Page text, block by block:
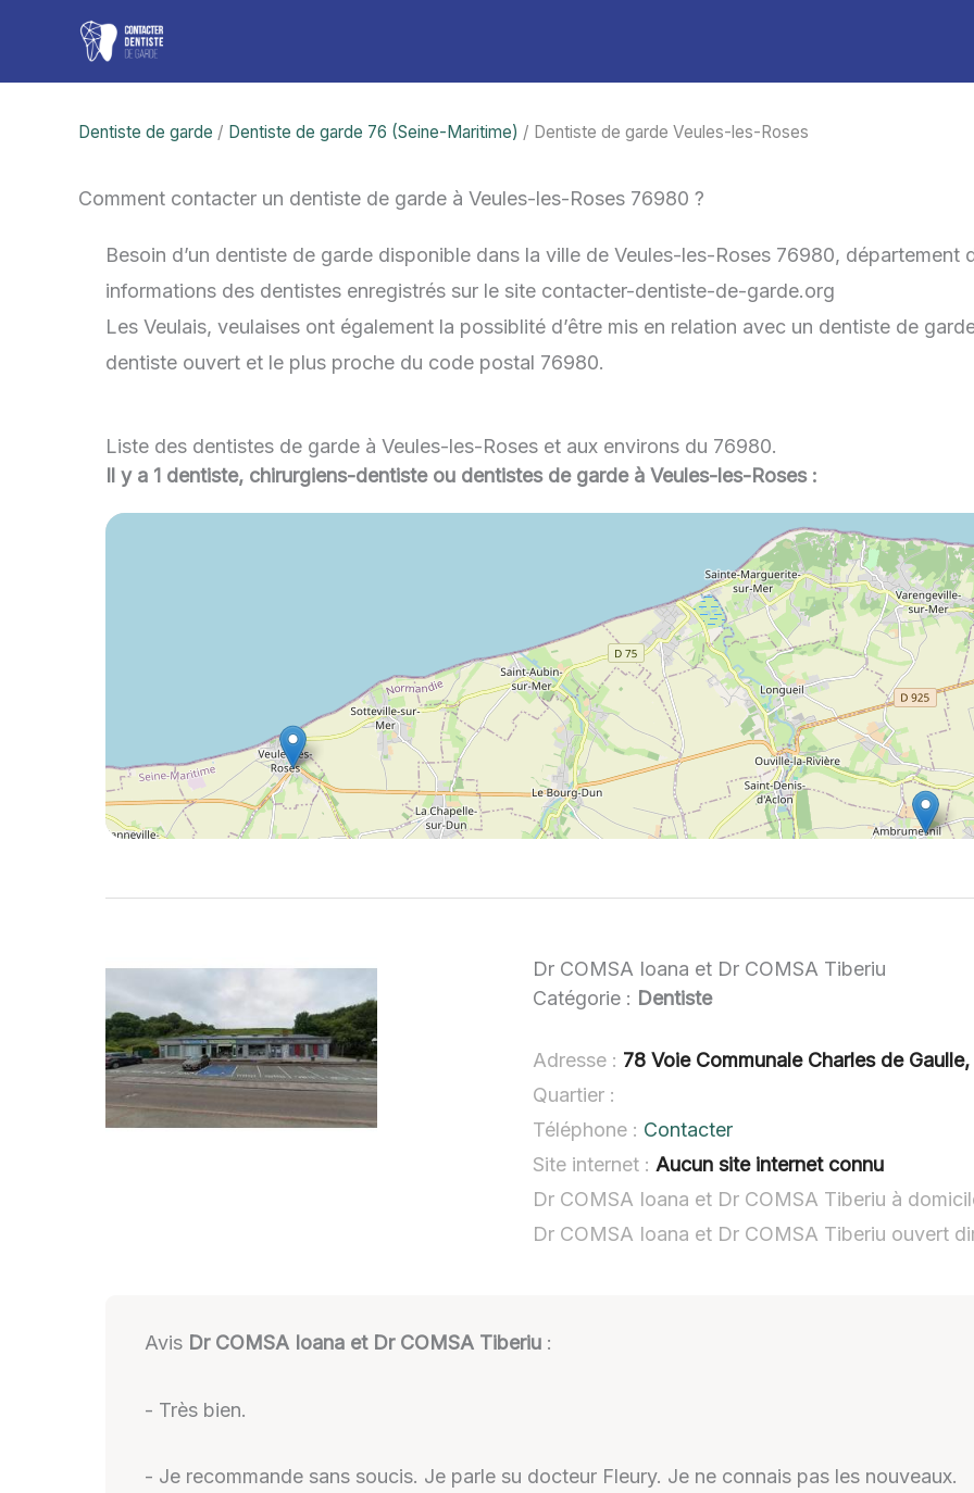
contenu
Dentiste de garde / Dentiste de garde 76 (Seine-Maritime) / Dentiste de garde Veules-les-Roses
Comment contacter un dentiste de garde à Veules-les-Roses 76980 ?
Besoin d’un dentiste de garde disponible dans la ville de Veules-les-Roses 76980,
informations des dentistes enregistrés sur le site contacter-dentiste-de-garde.org
Les Veulais, veulaises ont également la possiblité d’être mis en relation avec un dentiste de
dentiste ouvert et le plus proche du code postal 76980.
Liste des dentistes de garde à Veules-les-Roses et aux environs du 76980.
Il y a 1 dentiste, chirurgiens-dentiste ou dentistes de garde à Veules-les-Roses :
Dr COMSA Ioana et Dr COMSA Tiberiu
Catégorie : Dentiste
Adresse : 78 Voie Communale Charles de
Quartier :
Téléphone : Contacter
Site internet : Aucun site internet connu
Dr COMSA Ioana et Dr COMSA Tiberiu à
Dr COMSA Ioana et Dr COMSA Tiberiu ouvert
Avis Dr COMSA Ioana et Dr COMSA Tiberiu :
- Très bien.
- Je recommande sans soucis. Je parle su docteur Fleury. Je ne connais pas les nouveaux.